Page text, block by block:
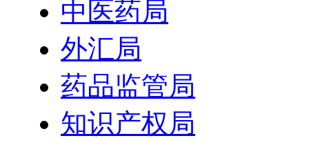
中医药局
外汇局
药品监管局
知识产权局